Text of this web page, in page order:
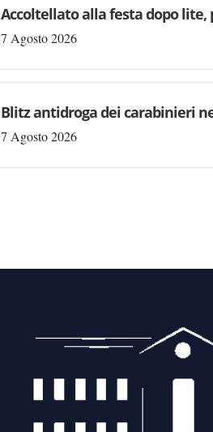
Accoltellato alla festa dopo lite,
7 Agosto 2026
Blitz antidroga dei carabinieri
7 Agosto 2026